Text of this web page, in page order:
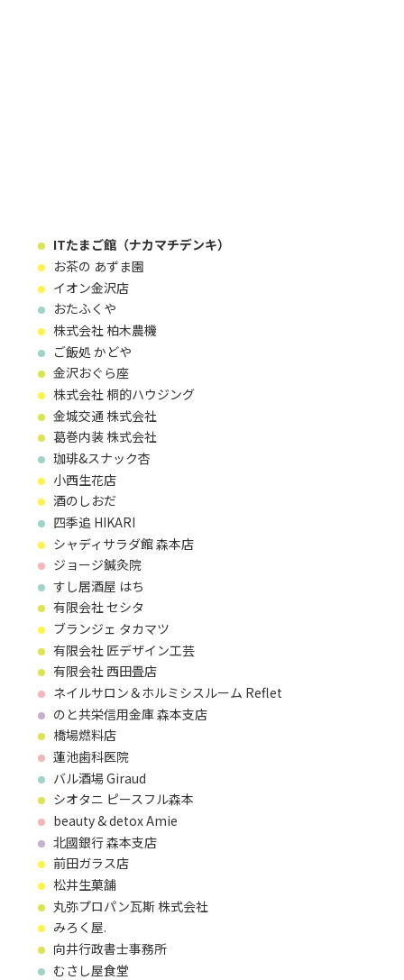
ITたまご館（ナカマチデンキ）
お茶の あずま園
イオン金沢店
おたふくや
株式会社 柏木農機
ご飯処 かどや
金沢おぐら座
株式会社 桐的ハウジング
金城交通 株式会社
葛巻内装 株式会社
珈琲&スナック杏
小西生花店
酒のしおだ
四季追 HIKARI
シャディサラダ館 森本店
ジョージ鍼灸院
すし居酒屋 はち
有限会社 セシタ
ブランジェ タカマツ
有限会社 匠デザイン工芸
有限会社 西田畳店
ネイルサロン＆ホルミシスルーム Reflet
のと共栄信用金庫 森本支店
橋場燃料店
蓮池歯科医院
バル酒場 Giraud
シオタニ ピースフル森本
beauty & detox Amie
北國銀行 森本支店
前田ガラス店
松井生菓舗
丸弥プロパン瓦斯 株式会社
みろく屋.
向井行政書士事務所
むさし屋食堂